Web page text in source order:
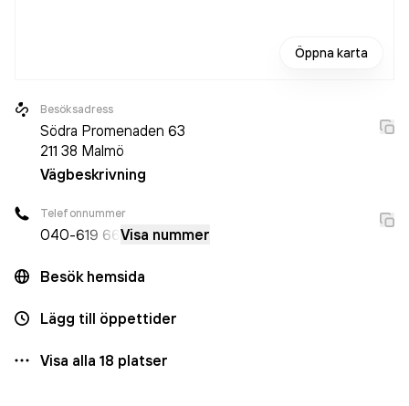
Öppna karta
Besöksadress
Södra Promenaden 63
211 38 Malmö
Vägbeskrivning
Telefonnummer
040-619 66 Visa nummer
Besök hemsida
Lägg till öppettider
Visa alla 18 platser